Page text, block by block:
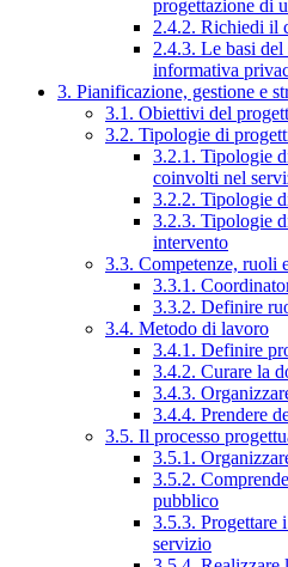
progettazione di
2.4.2. Richiedi il
2.4.3. Le basi
informativa
3. Pianificazione, gestione e
3.1. Obiettivi del
3.2. Tipologie di
3.2.1. Tipologie
coinvolti nel
3.2.2. Tipologie
3.2.3. Tipologie
intervento
3.3. Competenze, ruoli
3.3.1.
3.3.2. Definire
3.4. Metodo di lavoro
3.4.1. Definire
3.4.2. Curare la
3.4.3.
3.4.4. Prendere
3.5. Il processo
3.5.1.
3.5.2.
pubblico
3.5.3. Progettare
servizio